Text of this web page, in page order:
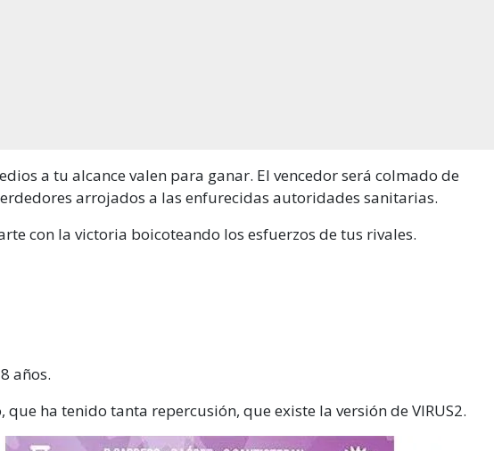
a tu alcance valen para ganar. El vencedor será colmado de
arrojados a las enfurecidas autoridades sanitarias.
con la victoria boicoteando los esfuerzos de tus rivales.
años.
ha tenido tanta repercusión, que existe la versión de VIRUS2.